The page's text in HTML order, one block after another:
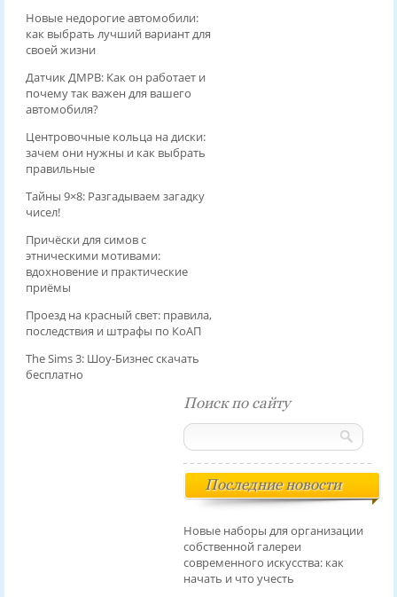
Новые недорогие автомобили:
как выбрать лучший вариант для
своей жизни
Датчик ДМРВ: Как он работает и
почему так важен для вашего
автомобиля?
Центровочные кольца на диски:
зачем они нужны и как выбрать
правильные
Тайны 9×8: Разгадываем загадку
чисел!
Причёски для симов с
этническими мотивами:
вдохновение и практические
приёмы
Проезд на красный свет: правила,
последствия и штрафы по КоАП
The Sims 3: Шоу-Бизнес скачать
бесплатно
Поиск по сайту
Последние новости
Новые наборы для организации
собственной галереи
современного искусства: как
начать и что учесть